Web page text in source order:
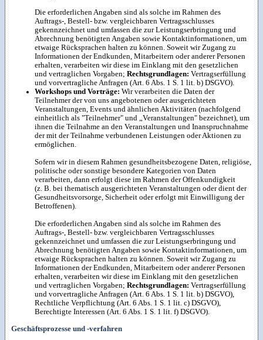
Die erforderlichen Angaben sind als solche im Rahmen des
Auftrags-, Bestell- bzw. vergleichbaren Vertragsschlusses
gekennzeichnet und umfassen die zur Leistungserbringung und
Abrechnung benötigten Angaben sowie Kontaktinformationen, um
etwaige Rücksprachen halten zu können. Soweit wir Zugang zu
Informationen der Endkunden, Mitarbeitern oder anderer Personen
erhalten, verarbeiten wir diese im Einklang mit den gesetzlichen
und vertraglichen Vorgaben;Rechtsgrundlagen: Vertragserfüllung
und vorvertragliche Anfragen (Art. 6 Abs. 1 S. 1 lit. b) DSGVO).
Workshops und Vorträge:Wir verarbeiten die Daten der
Teilnehmer der von uns angebotenen oder ausgerichteten
Veranstaltungen, Events und ähnlichen Aktivitäten (nachfolgend
einheitlich als "Teilnehmer" und „Veranstaltungen" bezeichnet), um
ihnen die Teilnahme an den Veranstaltungen und Inanspruchnahme
der mit der Teilnahme verbundenen Leistungen oder Aktionen zu
ermöglichen.
Sofern wir in diesem Rahmen gesundheitsbezogene Daten, religiöse,
politische oder sonstige besondere Kategorien von Daten
verarbeiten, dann erfolgt diese im Rahmen der Offenkundigkeit
(z. B. bei thematisch ausgerichteten Veranstaltungen oder dient der
Gesundheitsvorsorge, Sicherheit oder erfolgt mit Einwilligung der
Betroffenen).
Die erforderlichen Angaben sind als solche im Rahmen des
Auftrags-, Bestell- bzw. vergleichbaren Vertragsschlusses
gekennzeichnet und umfassen die zur Leistungserbringung und
Abrechnung benötigten Angaben sowie Kontaktinformationen, um
etwaige Rücksprachen halten zu können. Soweit wir Zugang zu
Informationen der Endkunden, Mitarbeitern oder anderer Personen
erhalten, verarbeiten wir diese im Einklang mit den gesetzlichen
und vertraglichen Vorgaben;Rechtsgrundlagen: Vertragserfüllung
und vorvertragliche Anfragen (Art. 6 Abs. 1 S. 1 lit. b) DSGVO),
Rechtliche Verpflichtung (Art. 6 Abs. 1 S. 1 lit. c) DSGVO),
Berechtigte Interessen (Art. 6 Abs. 1 S. 1 lit. f) DSGVO).
Geschäftsprozesse und -verfahren